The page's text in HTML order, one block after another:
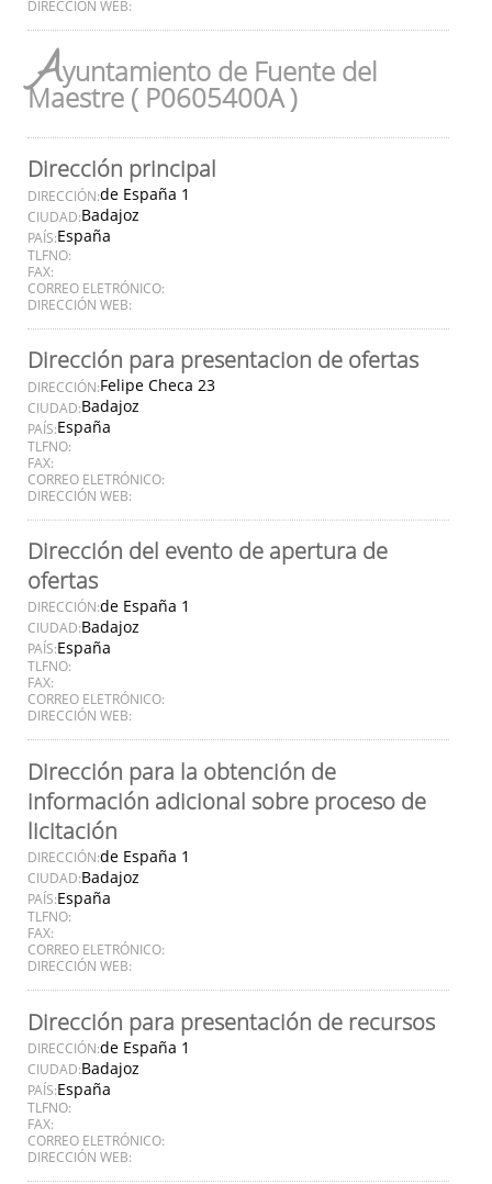
DIRECCIÓN WEB:
Ayuntamiento de Fuente del
Maestre ( P0605400A )
Dirección principal
DIRECCIÓN:de España 1
CIUDAD:Badajoz
PAÍS:España
TLFNO:
FAX:
CORREO ELETRÓNICO:
DIRECCIÓN WEB:
Dirección para presentacion de ofertas
DIRECCIÓN:Felipe Checa 23
CIUDAD:Badajoz
PAÍS:España
TLFNO:
FAX:
CORREO ELETRÓNICO:
DIRECCIÓN WEB:
Dirección del evento de apertura de
ofertas
DIRECCIÓN:de España 1
CIUDAD:Badajoz
PAÍS:España
TLFNO:
FAX:
CORREO ELETRÓNICO:
DIRECCIÓN WEB:
Dirección para la obtención de
información adicional sobre proceso de
licitación
DIRECCIÓN:de España 1
CIUDAD:Badajoz
PAÍS:España
TLFNO:
FAX:
CORREO ELETRÓNICO:
DIRECCIÓN WEB:
Dirección para presentación de recursos
DIRECCIÓN:de España 1
CIUDAD:Badajoz
PAÍS:España
TLFNO:
FAX:
CORREO ELETRÓNICO:
DIRECCIÓN WEB: